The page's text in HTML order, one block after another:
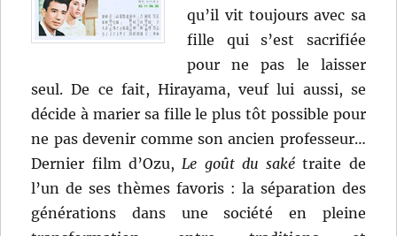
qu’il vit toujours avec sa
fille qui s’est sacrifiée
pour ne pas le laisser
seul. De ce fait, Hirayama, veuf lui aussi, se
décide à marier sa fille le plus tôt possible pour
ne pas devenir comme son ancien professeur…
Dernier film d’Ozu, Le goût du saké traite de
l’un de ses thèmes favoris : la séparation des
générations dans une société en pleine